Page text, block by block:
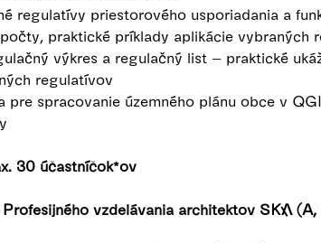
regulatívy priestorového usporiadania a
praktické príklady aplikácie vybraných
výkres a regulačný list – praktické
regulatívov
pre spracovanie územného plánu obce v
30 účastníčok*ov
vzdelávania architektov SKA